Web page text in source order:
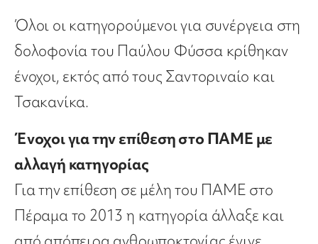
Όλοι οι κατηγορούμενοι για συνέργεια στη
δολοφονία του Παύλου Φύσσα κρίθηκαν
ένοχοι, εκτός από τους Σαντοριναίο και
Τσακανίκα.
Ένοχοι για την επίθεση στο ΠΑΜΕ με
αλλαγή κατηγορίας
Για την επίθεση σε μέλη του ΠΑΜΕ στο
Πέραμα το 2013 η κατηγορία άλλαξε και